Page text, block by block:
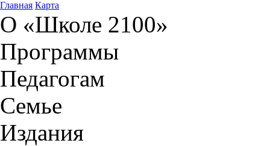
Главная Карта
О «Школе 2100»
Программы
Педагогам
Семье
Издания